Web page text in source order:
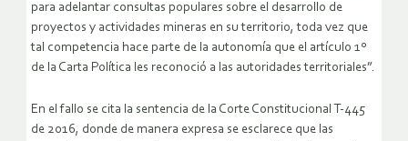
para adelantar consultas populares sobre el desarrollo de
proyectos y actividades mineras en su territorio, toda vez que
tal competencia hace parte de la autonomía que el artículo 1º
de la Carta Política les reconoció a las autoridades territoriales”.
En el fallo se cita la sentencia de la Corte Constitucional T-445
de 2016, donde de manera expresa se esclarece que las